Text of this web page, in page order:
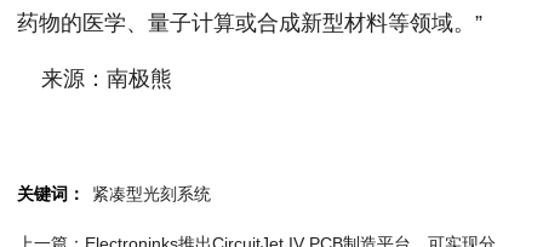
药物的医学、量子计算或合成新型材料等领域。”
来源：南极熊
关键词： 紧凑型光刻系统